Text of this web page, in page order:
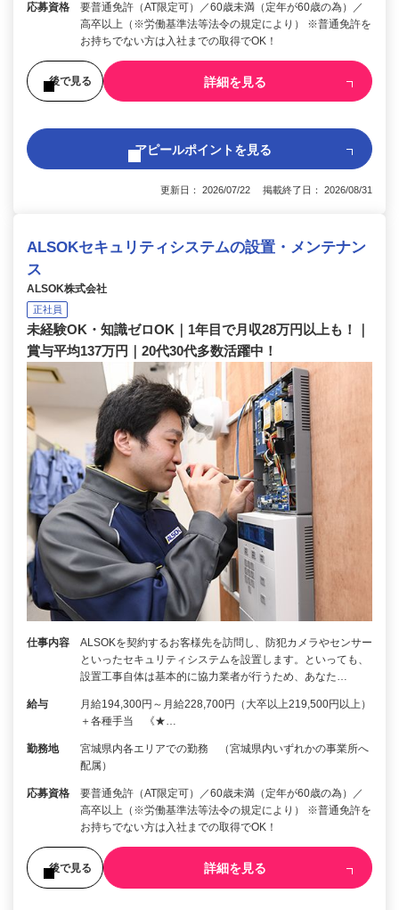
応募資格
要普通免許（AT限定可）／60歳未満（定年が60歳の為）／
高卒以上（※労働基準法等法令の規定により） ※普通免許を
お持ちでない方は入社までの取得でOK！
後で見る 詳細を見る
アピールポイントを見る
更新日： 2026/07/22 掲載終了日： 2026/08/31
ALSOKセキュリティシステムの設置・メンテナン
ス
ALSOK株式会社
正社員
未経験OK・知識ゼロOK｜1年目で月収28万円以上も！｜
賞与平均137万円｜20代30代多数活躍中！
仕事内容
ALSOKを契約するお客様先を訪問し、防犯カメラやセンサー
といったセキュリティシステムを設置します。といっても、
設置工事自体は基本的に協力業者が行うため、あなた…
給与
月給194,300円～月給228,700円（大卒以上219,500円以上）
＋各種手当 《★…
勤務地
宮城県内各エリアでの勤務 （宮城県内いずれかの事業所へ
配属）
応募資格
要普通免許（AT限定可）／60歳未満（定年が60歳の為）／
高卒以上（※労働基準法等法令の規定により） ※普通免許を
お持ちでない方は入社までの取得でOK！
後で見る 詳細を見る